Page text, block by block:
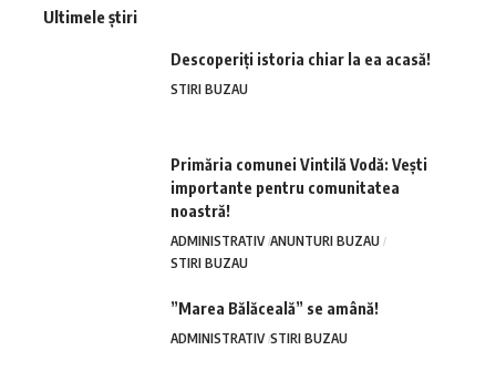
Ultimele știri
Descoperiți istoria chiar la ea acasă!
STIRI BUZAU
Primăria comunei Vintilă Vodă: Vești
importante pentru comunitatea
noastră!
ADMINISTRATIV ANUNTURI BUZAU
STIRI BUZAU
”Marea Bălăceală” se amână!
ADMINISTRATIV STIRI BUZAU